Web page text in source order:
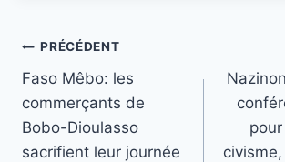
Navigation
de
l’article
PRÉCÉDENT
Faso Mêbo: les
commerçants de
Bobo-Dioulasso
sacrifient leur journée